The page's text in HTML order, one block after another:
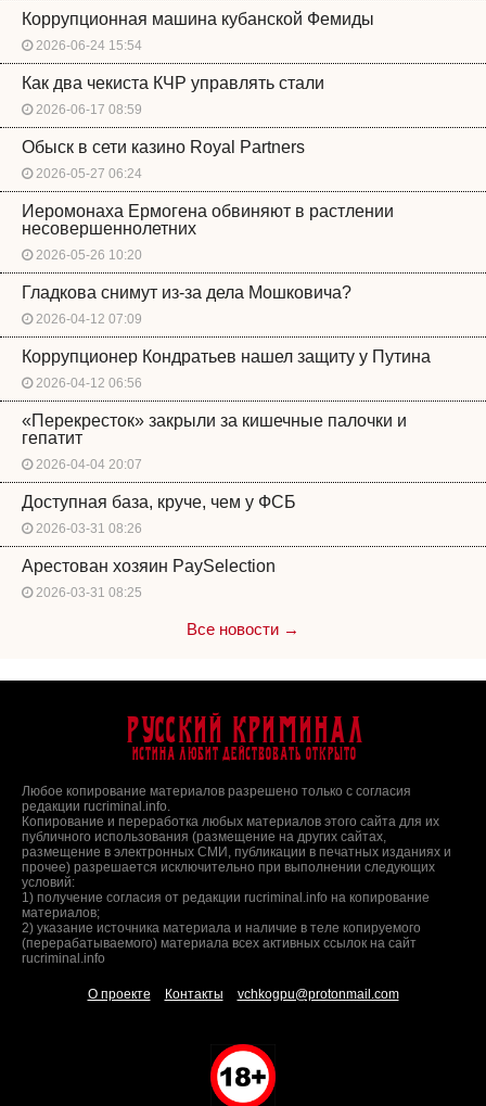
Коррупционная машина кубанской Фемиды
2026-06-24 15:54
Как два чекиста КЧР управлять стали
2026-06-17 08:59
Обыск в сети казино Royal Partners
2026-05-27 06:24
Иеромонаха Ермогена обвиняют в растлении
несовершеннолетних
2026-05-26 10:20
Гладкова снимут из-за дела Мошковича?
2026-04-12 07:09
Коррупционер Кондратьев нашел защиту у Путина
2026-04-12 06:56
«Перекресток» закрыли за кишечные палочки и
гепатит
2026-04-04 20:07
Доступная база, круче, чем у ФСБ
2026-03-31 08:26
Арестован хозяин PaySelection
2026-03-31 08:25
Все новости →
Русский Криминал
Истина любит действовать открыто
Любое копирование материалов разрешено только с согласия
редакции rucriminal.info.
Копирование и переработка любых материалов этого сайта для их
публичного использования (размещение на других сайтах,
размещение в электронных СМИ, публикации в печатных изданиях и
прочее) разрешается исключительно при выполнении следующих
условий:
1) получение согласия от редакции rucriminal.info на копирование
материалов;
2) указание источника материала и наличие в теле копируемого
(перерабатываемого) материала всех активных ссылок на сайт
rucriminal.info
О проекте Контакты vchkogpu@protonmail.com